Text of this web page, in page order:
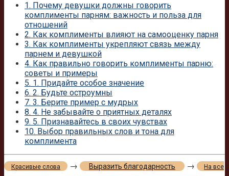
1. Почему девушки должны говорить
комплименты парням: важность и польза для
отношений
2. Как комплименты влияют на самооценку парня
3. Как комплименты укрепляют связь между
парнем и девушкой
4. Как правильно говорить комплименты парню:
советы и примеры
5. 1. Придайте особое значение
6. 2. Будьте остроумны
7. 3. Берите пример с мудрых
8. 4. Не забывайте о приятных деталях
9. 5. Признавайтесь в своих чувствах
10. Выбор правильных слов и тона для
комплимента
Красивые слова → Выразить благодарность → На все